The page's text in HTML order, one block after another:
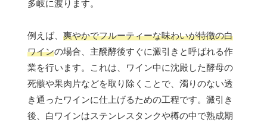
多岐に渡ります。
例えば、 爽やかでフルーティーな味わいが特徴の白
ワインの場合、主醗酵後すぐに澱引きと呼ばれる作
業を行います。これは、ワイン中に沈殿した酵母の
死骸や果肉片などを取り除くことで、濁りのない透
き通ったワインに仕上げるための工程です。澱引き
後、白ワインはステンレスタンクや樽の中で熟成期